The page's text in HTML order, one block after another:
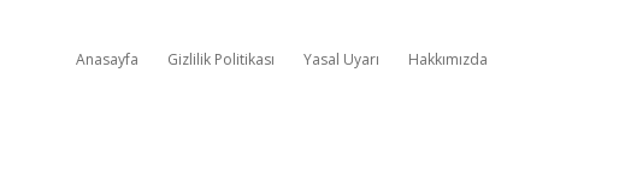
Anasayfa Gizlilik Politikası Yasal Uyarı Hakkımızda